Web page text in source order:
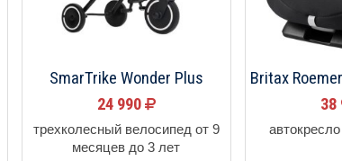
SmarTrike Wonder Plus
24 990
трехколесный велосипед от 9
месяцев до 3 лет
Britax
38